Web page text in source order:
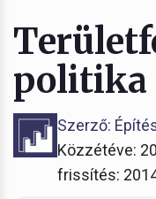
politika
Szerző:
Közzétéve:
frissítés: